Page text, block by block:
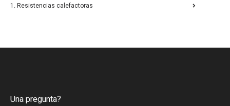
1. Resistencias calefactoras
Una pregunta?